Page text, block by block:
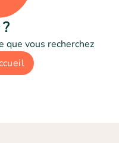
que vous recherchez